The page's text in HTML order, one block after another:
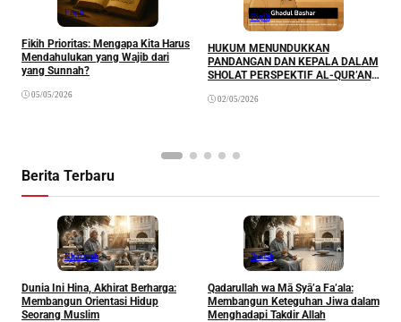
Fiqih
Fikih Prioritas: Mengapa Kita Harus
Mendahulukan yang Wajib dari
yang Sunnah?
05/05/2026
Fiqih
HUKUM MENUNDUKKAN
PANDANGAN DAN KEPALA DALAM
SHOLAT PERSPEKTIF AL-QUR’AN,
PANDANGAN ULAMA’ TAFSIR,
02/05/2026
Berita Terbaru
Khazanah
Dunia Ini Hina, Akhirat Berharga:
Membangun Orientasi Hidup
Seorang Muslim
Ibadah
Qadarullah wa Mā Syā’a Fa’ala:
Membangun Keteguhan Jiwa dalam
Menghadapi Takdir Allah